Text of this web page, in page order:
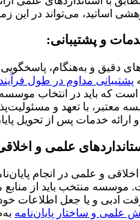
اساتید، می‌تواند در این
دقیق و به‌هنگام،
پشتیبانی مداوم در طول فرآیند
که باید در انتخاب موسسه
معتبر، با تعهد و
و ارائه خدمات پس از تحویل
و علمی در انجام
موسسه منتخب باید از منابع
ادبی و یا جعل اطلاعات
علمی و ساختار پایان‌نامه